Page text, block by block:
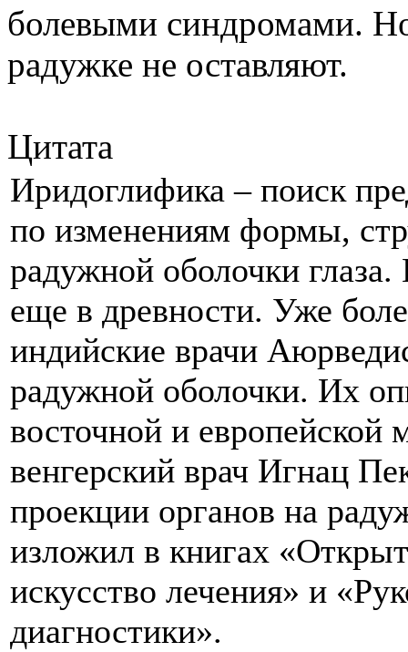
болевыми синдромами.
радужке не оставляют.
Цитата
Иридоглифика – поиск
по изменениям формы,
радужной оболочки
еще в древности. Уже
индийские врачи
радужной оболочки. Их
восточной и европейской
венгерский врач Игнац
проекции органов на
изложил в книгах
искусство лечения» и
диагностики».